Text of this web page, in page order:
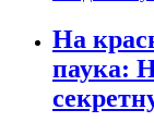
На
паука: